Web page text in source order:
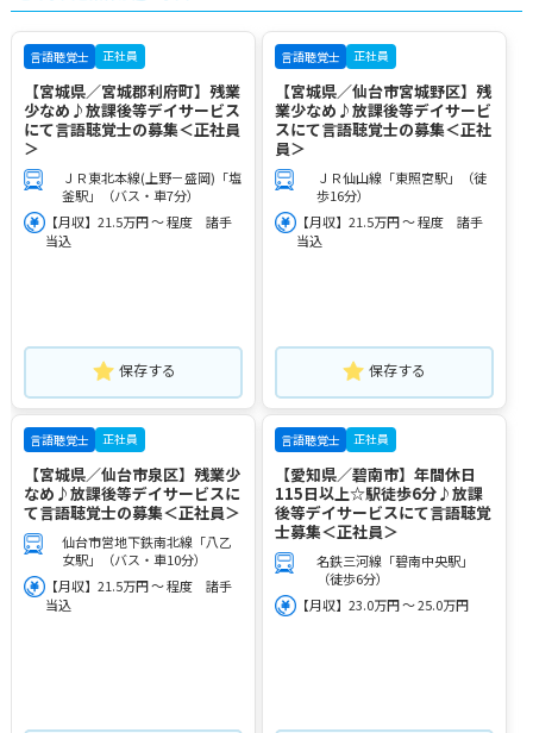
言語聴覚士 正社員
【宮城県／宮城郡利府町】残業
少なめ♪放課後等デイサービス
にて言語聴覚士の募集＜正社員
＞
ＪＲ東北本線(上野－盛岡)「塩
釜駅」（バス・車7分）
【月収】21.5万円 ～ 程度 諸手
当込
保存する
言語聴覚士 正社員
【宮城県／仙台市宮城野区】残
業少なめ♪放課後等デイサービ
スにて言語聴覚士の募集＜正社
員＞
ＪＲ仙山線「東照宮駅」（徒
歩16分）
【月収】21.5万円 ～ 程度 諸手
当込
保存する
言語聴覚士 正社員
【宮城県／仙台市泉区】残業少
なめ♪放課後等デイサービスに
て言語聴覚士の募集＜正社員＞
仙台市営地下鉄南北線「八乙
女駅」（バス・車10分）
【月収】21.5万円 ～ 程度 諸手
当込
言語聴覚士 正社員
【愛知県／碧南市】年間休日
115日以上☆駅徒歩6分♪放課
後等デイサービスにて言語聴覚
士募集＜正社員＞
名鉄三河線「碧南中央駅」
（徒歩6分）
【月収】23.0万円 ～ 25.0万円